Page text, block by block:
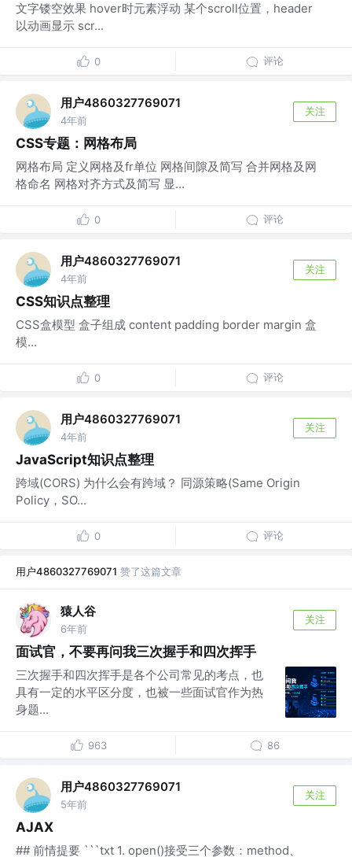
文字镂空效果 hover时元素浮动 某个scroll位置，header
以动画显示 scr...
0 评论
用户4860327769071
4年前
关注
CSS专题：网格布局
网格布局 定义网格及fr单位 网格间隙及简写 合并网格及网
格命名 网格对齐方式及简写 显...
0 评论
用户4860327769071
4年前
关注
CSS知识点整理
CSS盒模型 盒子组成 content padding border margin 盒
模...
0 评论
用户4860327769071
4年前
关注
JavaScript知识点整理
跨域(CORS) 为什么会有跨域？ 同源策略(Same Origin
Policy，SO...
0 评论
用户4860327769071 赞了这篇文章
猿人谷
6年前
关注
面试官，不要再问我三次握手和四次挥手
三次握手和四次挥手是各个公司常见的考点，也
具有一定的水平区分度，也被一些面试官作为热
身题...
963 86
用户4860327769071
5年前
关注
AJAX
## 前情提要 ```txt 1. open()接受三个参数：method、